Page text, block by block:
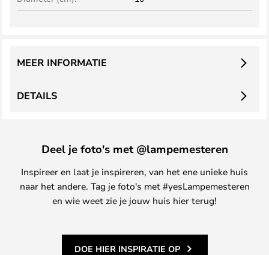
DETAILS
MEER INFORMATIE
Deel je foto's met @lampemesteren
Inspireer en laat je inspireren, van het ene unieke huis
naar het andere. Tag je foto's met #yesLampemesteren
en wie weet zie je jouw huis hier terug!
DOE HIER INSPIRATIE OP